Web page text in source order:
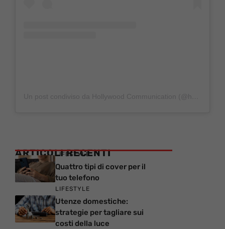
ARTICOLI RECENTI
LIFESTYLE
Quattro tipi di cover per il
tuo telefono
LIFESTYLE
Utenze domestiche:
strategie per tagliare sui
costi della luce